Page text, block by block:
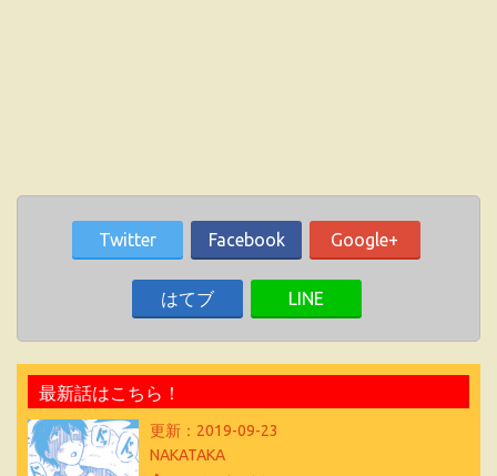
Twitter Facebook Google+
はてブ LINE
最新話はこちら！
更新：2019-09-23
NAKATAKA